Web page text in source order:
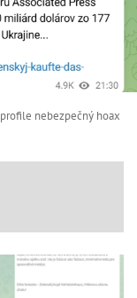
nebezpečný hoax